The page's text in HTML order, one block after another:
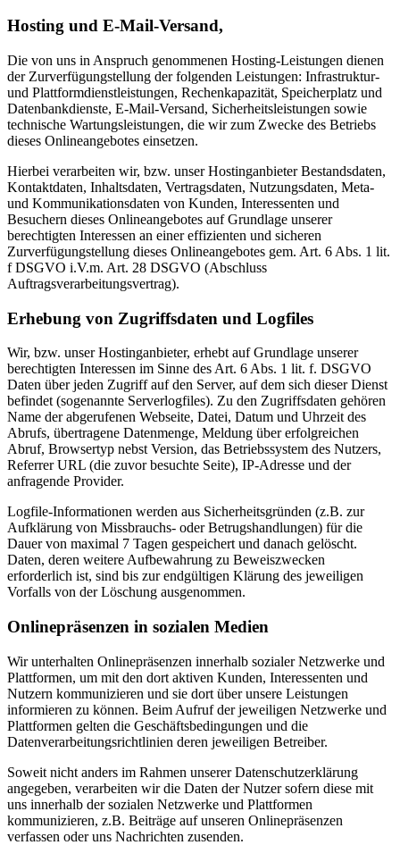
Hosting und E-Mail-Versand,
Die von uns in Anspruch genommenen Hosting-Leistungen dienen
der Zurverfügungstellung der folgenden Leistungen: Infrastruktur-
und Plattformdienstleistungen, Rechenkapazität, Speicherplatz und
Datenbankdienste, E-Mail-Versand, Sicherheitsleistungen sowie
technische Wartungsleistungen, die wir zum Zwecke des Betriebs
dieses Onlineangebotes einsetzen.
Hierbei verarbeiten wir, bzw. unser Hostinganbieter Bestandsdaten,
Kontaktdaten, Inhaltsdaten, Vertragsdaten, Nutzungsdaten, Meta-
und Kommunikationsdaten von Kunden, Interessenten und
Besuchern dieses Onlineangebotes auf Grundlage unserer
berechtigten Interessen an einer effizienten und sicheren
Zurverfügungstellung dieses Onlineangebotes gem. Art. 6 Abs. 1 lit.
f DSGVO i.V.m. Art. 28 DSGVO (Abschluss
Auftragsverarbeitungsvertrag).
Erhebung von Zugriffsdaten und Logfiles
Wir, bzw. unser Hostinganbieter, erhebt auf Grundlage unserer
berechtigten Interessen im Sinne des Art. 6 Abs. 1 lit. f. DSGVO
Daten über jeden Zugriff auf den Server, auf dem sich dieser Dienst
befindet (sogenannte Serverlogfiles). Zu den Zugriffsdaten gehören
Name der abgerufenen Webseite, Datei, Datum und Uhrzeit des
Abrufs, übertragene Datenmenge, Meldung über erfolgreichen
Abruf, Browsertyp nebst Version, das Betriebssystem des Nutzers,
Referrer URL (die zuvor besuchte Seite), IP-Adresse und der
anfragende Provider.
Logfile-Informationen werden aus Sicherheitsgründen (z.B. zur
Aufklärung von Missbrauchs- oder Betrugshandlungen) für die
Dauer von maximal 7 Tagen gespeichert und danach gelöscht.
Daten, deren weitere Aufbewahrung zu Beweiszwecken
erforderlich ist, sind bis zur endgültigen Klärung des jeweiligen
Vorfalls von der Löschung ausgenommen.
Onlinepräsenzen in sozialen Medien
Wir unterhalten Onlinepräsenzen innerhalb sozialer Netzwerke und
Plattformen, um mit den dort aktiven Kunden, Interessenten und
Nutzern kommunizieren und sie dort über unsere Leistungen
informieren zu können. Beim Aufruf der jeweiligen Netzwerke und
Plattformen gelten die Geschäftsbedingungen und die
Datenverarbeitungsrichtlinien deren jeweiligen Betreiber.
Soweit nicht anders im Rahmen unserer Datenschutzerklärung
angegeben, verarbeiten wir die Daten der Nutzer sofern diese mit
uns innerhalb der sozialen Netzwerke und Plattformen
kommunizieren, z.B. Beiträge auf unseren Onlinepräsenzen
verfassen oder uns Nachrichten zusenden.